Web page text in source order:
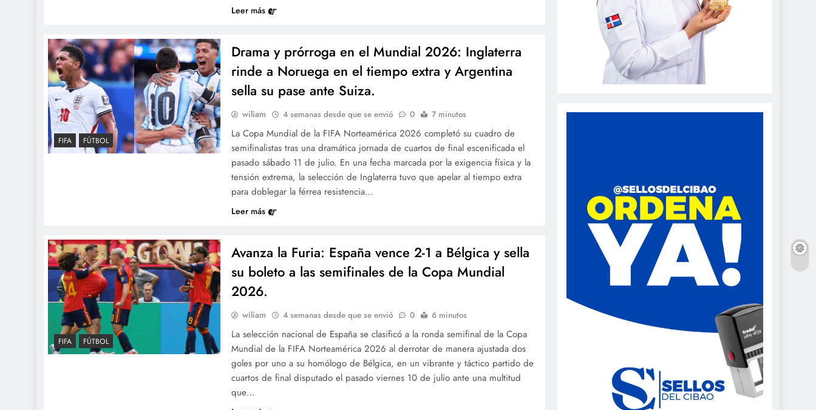
Leer más
FIFA FÚTBOL
Drama y prórroga en el Mundial 2026: Inglaterra
rinde a Noruega en el tiempo extra y Argentina
sella su pase ante Suiza.
wiliam 4 semanas desde que se envió 0 7 minutos
La Copa Mundial de la FIFA Norteamérica 2026 completó su cuadro de
semifinalistas tras una dramática jornada de cuartos de final escenificada el
pasado sábado 11 de julio. En una fecha marcada por la exigencia física y la
tensión extrema, la selección de Inglaterra tuvo que apelar al tiempo extra
para doblegar la férrea resistencia…
Leer más
FIFA FÚTBOL
Avanza la Furia: España vence 2-1 a Bélgica y sella
su boleto a las semifinales de la Copa Mundial
2026.
wiliam 4 semanas desde que se envió 0 6 minutos
La selección nacional de España se clasificó a la ronda semifinal de la Copa
Mundial de la FIFA Norteamérica 2026 al derrotar de manera ajustada dos
goles por uno a su homólogo de Bélgica, en un vibrante y táctico partido de
cuartos de final disputado el pasado viernes 10 de julio ante una multitud
que…